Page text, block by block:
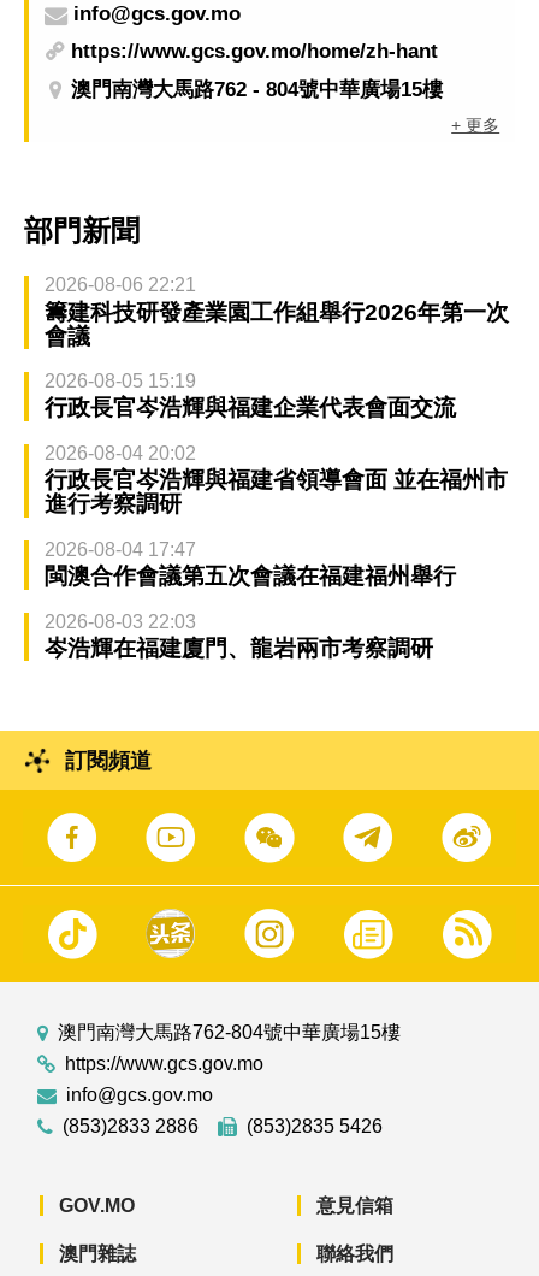
info@gcs.gov.mo
https://www.gcs.gov.mo/home/zh-hant
澳門南灣大馬路762 - 804號中華廣場15樓
+ 更多
部門新聞
2026-08-06 22:21
籌建科技研發產業園工作組舉行2026年第一次
會議
2026-08-05 15:19
行政長官岑浩輝與福建企業代表會面交流
2026-08-04 20:02
行政長官岑浩輝與福建省領導會面 並在福州市
進行考察調研
2026-08-04 17:47
閩澳合作會議第五次會議在福建福州舉行
2026-08-03 22:03
岑浩輝在福建廈門、龍岩兩市考察調研
訂閱頻道
澳門南灣大馬路762-804號中華廣場15樓
https://www.gcs.gov.mo
info@gcs.gov.mo
(853)2833 2886
(853)2835 5426
GOV.MO
澳門雜誌
意見信箱
聯絡我們